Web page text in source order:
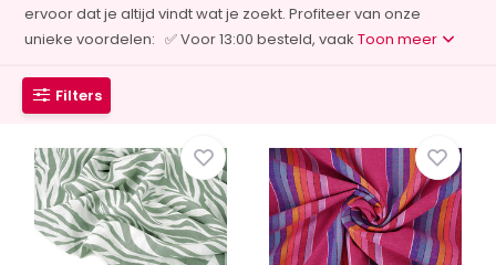
ervoor dat je altijd vindt wat je zoekt. Profiteer van onze
unieke voordelen: ✅ Voor 13:00 besteld, vaakToon meer
Filters